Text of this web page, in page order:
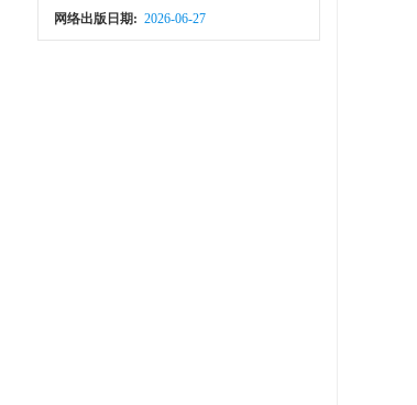
网络出版日期: 2026-06-27